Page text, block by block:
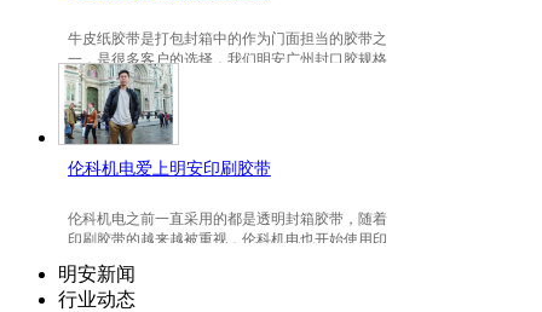
牛皮纸胶带是打包封箱中的作为门面担当的胶带之
一，是很多客户的选择，我们明安广州封口胶规格
包装的牛皮纸胶带就是汤斯敦的选择。
伦科机电爱上明安印刷胶带
伦科机电之前一直采用的都是透明封箱胶带，随着
印刷胶带的越来越被重视，伦科机电也开始使用印
明安新闻
行业动态